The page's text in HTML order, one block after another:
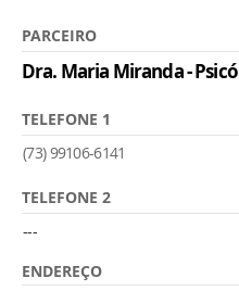
PARCEIRO
Dra. Maria Miranda -
TELEFONE 1
(73) 99106-6141
TELEFONE 2
---
ENDEREÇO